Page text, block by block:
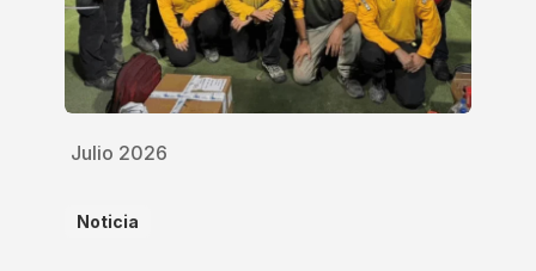
Julio 2026
Noticia